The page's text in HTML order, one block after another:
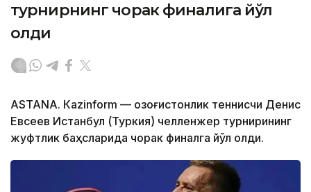
турнирнинг чорак финалига йўл
олди
ASTANА. Кazinform — Қозоғистонлик теннисчи Денис
Евсеев Истанбул (Туркия) челленжер турнирининг
жуфтлик баҳсларида чорак финалга йўл олди.